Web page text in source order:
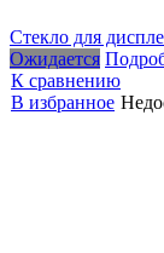
Стекло для
Ожидается
К сравнению
В избранное